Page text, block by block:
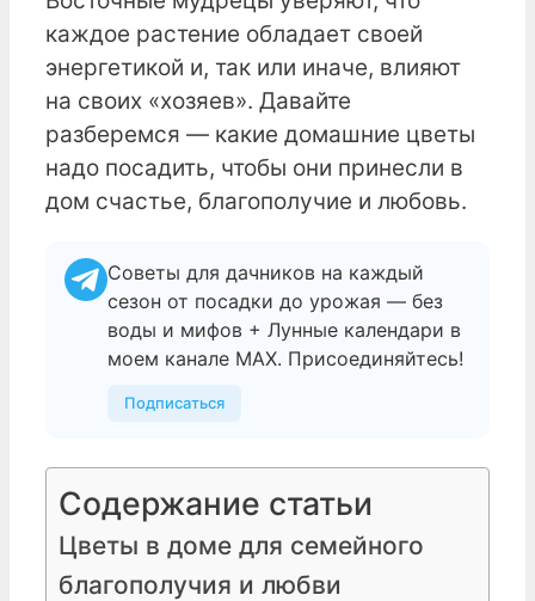
каждое растение обладает своей
энергетикой и, так или иначе, влияют
на своих «хозяев». Давайте
разберемся — какие домашние цветы
надо посадить, чтобы они принесли в
дом счастье, благополучие и любовь.
Советы для дачников на каждый
сезон от посадки до урожая — без
воды и мифов + Лунные календари в
моем канале МАХ. Присоединяйтесь!
Подписаться
Содержание статьи
Цветы в доме для семейного
благополучия и любви